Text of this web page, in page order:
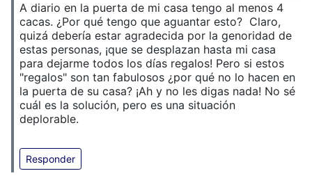
A diario en la puerta de mi casa tengo al menos 4
cacas. ¿Por qué tengo que aguantar esto? Claro,
quizá debería estar agradecida por la genoridad de
estas personas, ¡que se desplazan hasta mi casa
para dejarme todos los días regalos! Pero si estos
"regalos" son tan fabulosos ¿por qué no lo hacen en
la puerta de su casa? ¡Ah y no les digas nada! No sé
cuál es la solución, pero es una situación
deplorable.
Responder